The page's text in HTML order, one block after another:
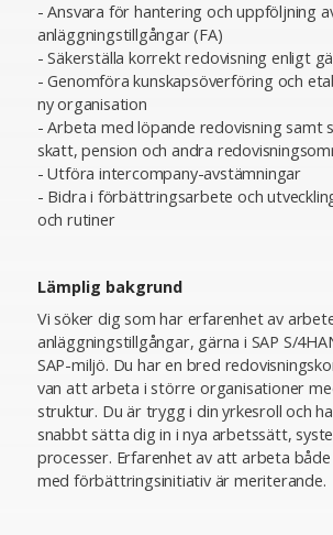
- Ansvara för hantering och uppföljning
anläggningstillgångar (FA)
- Säkerställa korrekt redovisning enligt
- Genomföra kunskapsöverföring och
ny organisation
- Arbeta med löpande redovisning samt
skatt, pension och andra
- Utföra intercompany-avstämningar
- Bidra i förbättringsarbete och
och rutiner
Lämplig bakgrund
Vi söker dig som har erfarenhet av
anläggningstillgångar, gärna i SAP S/
SAP-miljö. Du har en bred
van att arbeta i större organisationer
struktur. Du är trygg i din yrkesroll och
snabbt sätta dig in i nya arbetssätt,
processer. Erfarenhet av att arbeta
med förbättringsinitiativ är meriterande.